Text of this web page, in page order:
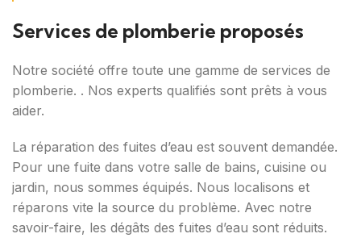
Services de plomberie proposés
Notre société offre toute une gamme de services de
plomberie. . Nos experts qualifiés sont prêts à vous
aider.
La réparation des fuites d’eau est souvent demandée.
Pour une fuite dans votre salle de bains, cuisine ou
jardin, nous sommes équipés. Nous localisons et
réparons vite la source du problème. Avec notre
savoir-faire, les dégâts des fuites d’eau sont réduits.